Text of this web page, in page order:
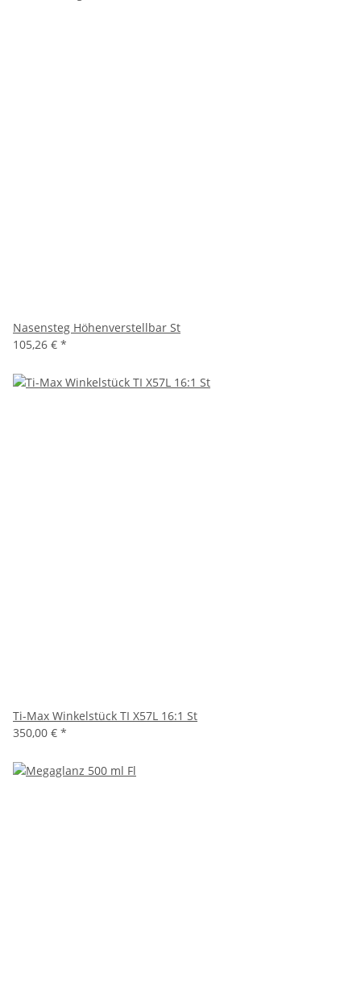
Nasensteg Höhenverstellbar St
105,26 € *
Ti-Max Winkelstück TI X57L 16:1 St
350,00 € *